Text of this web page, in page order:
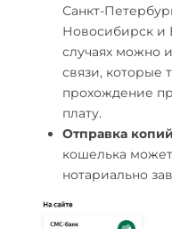
Санкт-
Новосибирск и
случаях можно
связи, которые
прохождение
плату.
Отправка
кошелька
нотариально